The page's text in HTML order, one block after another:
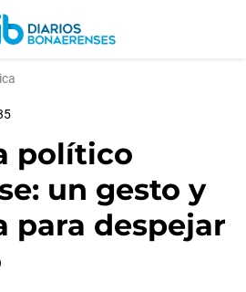
político
un gesto y
para despejar